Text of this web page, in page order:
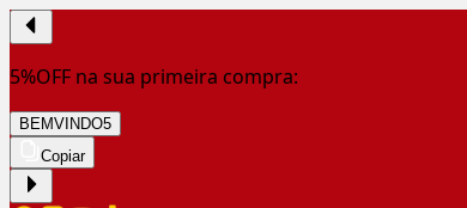
5%OFF na sua primeira compra:
BEMVINDO5
Copiar